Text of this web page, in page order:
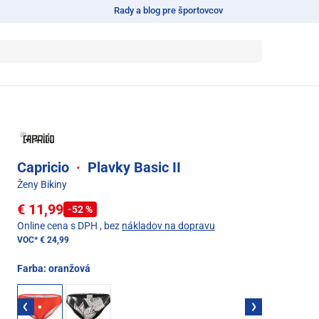
Rady a blog pre športovcov
Capricio · Plavky Basic II
Ženy Bikiny
€ 11,99 -52 %
Online cena s DPH , bez nákladov na dopravu
VOC*€ 24,99
Farba: oranžová